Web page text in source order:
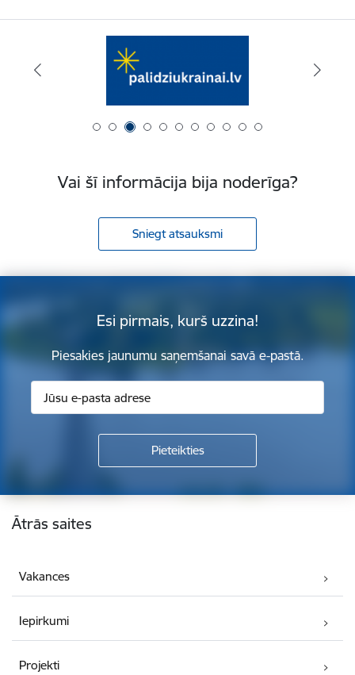
Vai šī informācija bija noderīga?
Sniegt atsauksmi
Esi pirmais, kurš uzzina!
Piesakies jaunumu saņemšanai savā e-pastā.
Kājene
Ātrās saites
Vakances
Iepirkumi
Projekti